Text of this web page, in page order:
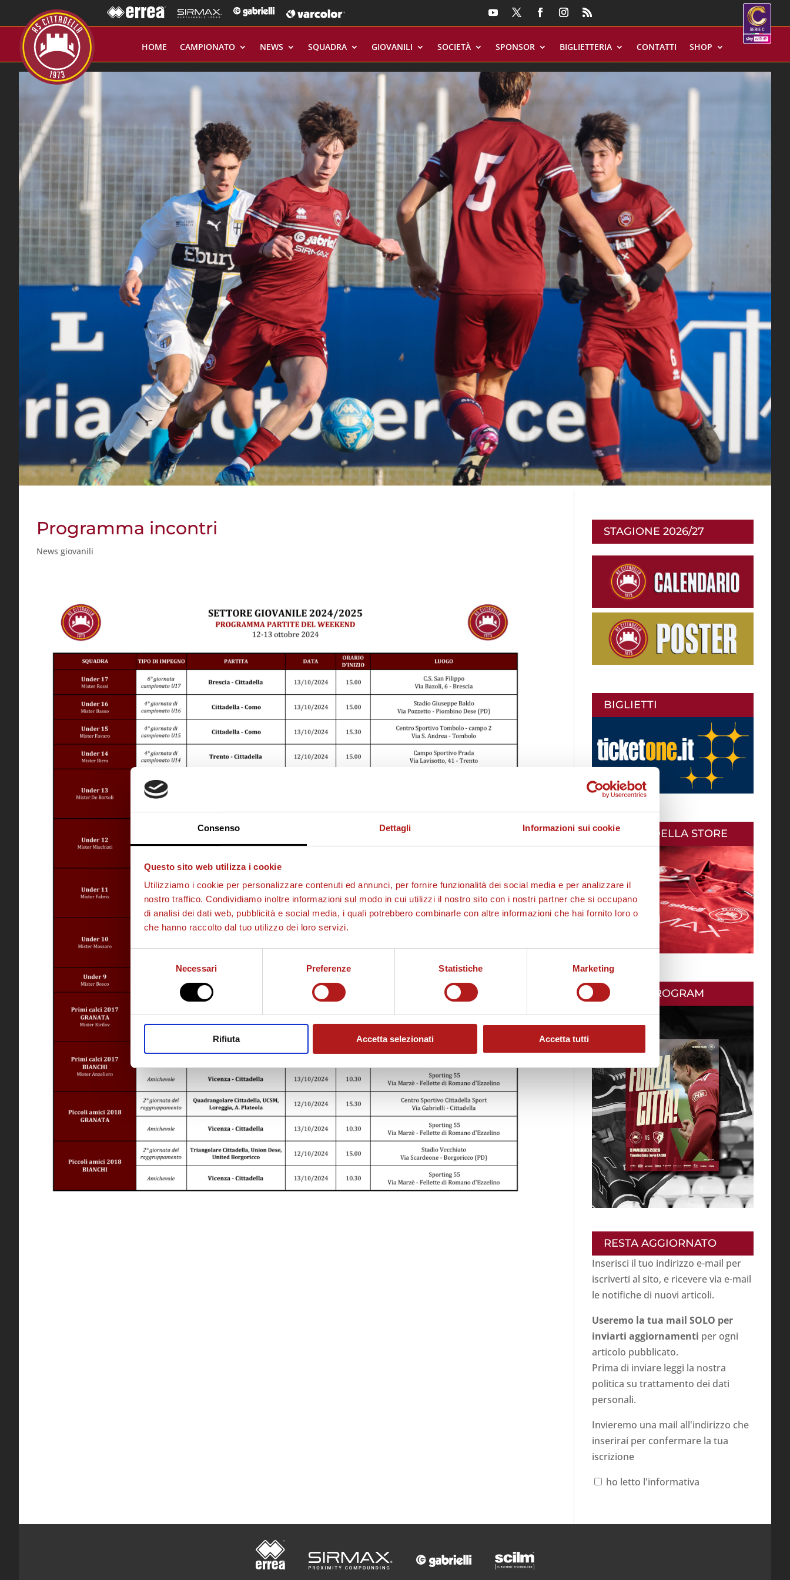
Consenso Dettagli Informazioni sui cookie
Questo sito web utilizza i cookie
Utilizziamo i cookie per personalizzare contenuti ed annunci, per fornire funzionalità dei social media e per analizzare il
nostro traffico. Condividiamo inoltre informazioni sul modo in cui utilizzi il nostro sito con i nostri partner che si occupano
di analisi dei dati web, pubblicità e social media, i quali potrebbero combinarle con altre informazioni che hai fornito loro o
che hanno raccolto dal tuo utilizzo dei loro servizi.
del
Necessari Preferenze Statistiche Marketing
Rifiuta Accetta selezionati Accetta tutti
HOME CAMPIONATO NEWS SQUADRA GIOVANILI SOCIETÀ SPONSOR BIGLIETTERIA CONTATTI SHOP
Programma incontri
News giovanili
STAGIONE 2026/27
BIGLIETTI
AS CITTADELLA STORE
MATCH PROGRAM
RESTA AGGIORNATO
Inserisci il tuo indirizzo e-mail per
iscriverti al sito, e ricevere via e-mail
le notifiche di nuovi articoli.
Useremo la tua mail SOLO per
inviarti aggiornamenti per ogni
articolo pubblicato.
Prima di inviare leggi la nostra
politica su trattamento dei dati
personali.
Invieremo una mail all'indirizzo che
inserirai per confermare la tua
iscrizione
ho letto l'informativa